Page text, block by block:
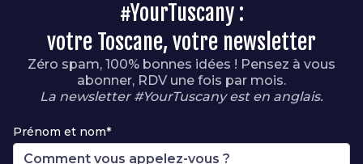
#YourTuscany :
votre Toscane, votre newsletter
Zéro spam, 100% bonnes idées ! Pensez à vous
abonner, RDV une fois par mois.
La newsletter #YourTuscany est en anglais.
Prénom et nom*